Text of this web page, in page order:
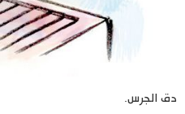
دق الجرس.